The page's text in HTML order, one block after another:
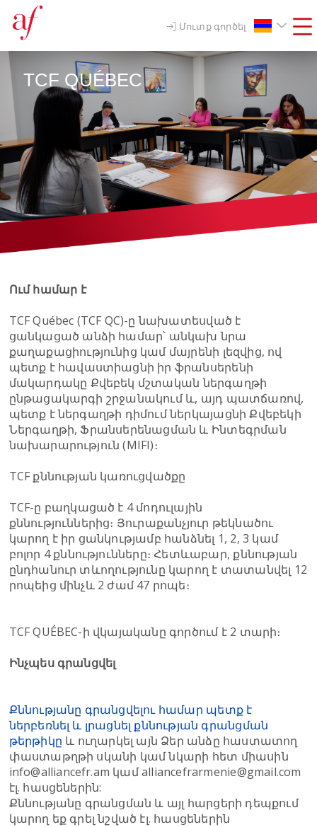
Մուտք գործել
TCF QUÉBEC
Ում համար է
TCF Québec (TCF QC)-ը նախատեսված է
ցանկացած անձի համար՝ անկախ նրա
քաղաքացիությունից կամ մայրենի լեզվից, ով
պետք է հավաստիացնի իր ֆրանսերենի
մակարդակը Քվեբեկ մշտական ներգաղթի
ընթացակարգի շրջանակում և, այդ պատճառով,
պետք է ներգաղթի դիմում ներկայացնի Քվեբեկի
Ներգաղթի, Ֆրանսերենացման և Ինտեգրման
նախարարություն (MIFI)։
TCF քննության կառուցվածքը
TCF-ը բաղկացած է 4 մոդուլային
քննություններից։ Յուրաքանչյուր թեկնածու
կարող է իր ցանկությամբ հանձնել 1, 2, 3 կամ
բոլոր 4 քննությունները։ Հետևաբար, քննության
ընդհանուր տևողությունը կարող է տատանվել 12
րոպեից մինչև 2 ժամ 47 րոպե։
TCF QUÉBEC-ի վկայականը գործում է 2 տարի։
Ինչպես գրանցվել
Քննությանը գրանցվելու համար պետք է
ներբեռնել և լրացնել քննության գրանցման
թերթիկը և ուղարկել այն Ձեր անձը հաստատող
փաստաթղթի սկանի կամ նկարի հետ միասին
info@alliancefr.am կամ alliancefrarmenie@gmail.com
էլ. հասցեներին:
Քննությանը գրանցման և այլ հարցերի դեպքում
կարող եք գրել նշված էլ. հասցեներին